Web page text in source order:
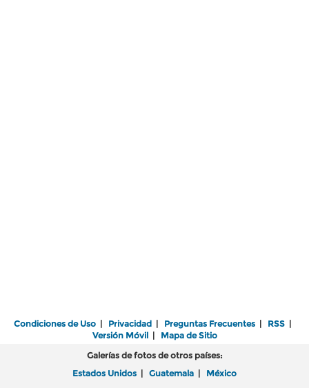
Condiciones de Uso | Privacidad | Preguntas Frecuentes | RSS |
Versión Móvil| Mapa de Sitio
Galerías de fotos de otros países:
Estados Unidos | Guatemala | México